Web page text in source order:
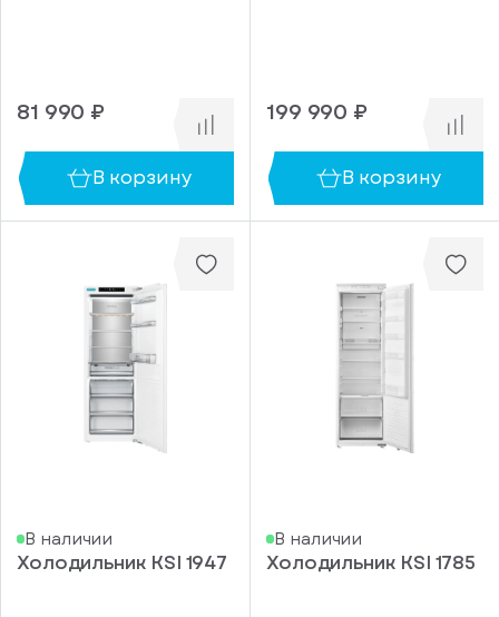
81 990 ₽
В корзину
199 990 ₽
В корзину
В наличии
Холодильник KSI 1947
В наличии
Холодильник KSI 1785